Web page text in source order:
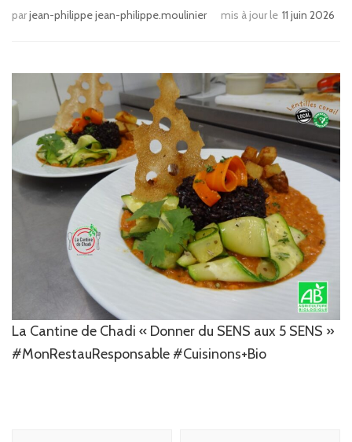
parjean-philippe jean-philippe.moulinier mis à jour le 11 juin 2026
La Cantine de Chadi « Donner du SENS aux 5 SENS »
#MonRestauResponsable #Cuisinons+Bio